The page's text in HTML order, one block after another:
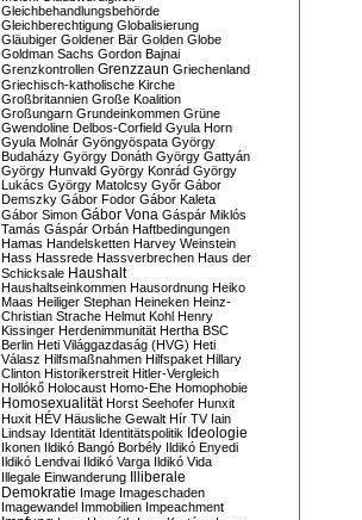
Gleichbehandlungsbehörde
Gleichberechtigung Globalisierung
Gläubiger Goldener Bär Golden Globe
Goldman Sachs Gordon Bajnai
Grenzkontrollen Grenzzaun Griechenland
Griechisch-katholische Kirche
Großbritannien Große Koalition
Großungarn Grundeinkommen Grüne
Gwendoline Delbos-Corfield Gyula Horn
Gyula Molnár Gyöngyöspata György
Budaházy György Donáth György Gattyán
György Hunvald György Konrád György
Lukács György Matolcsy Győr Gábor
Demszky Gábor Fodor Gábor Kaleta
Gábor Simon Gábor Vona Gáspár Miklós
Tamás Gáspár Orbán Haftbedingungen
Hamas Handelsketten Harvey Weinstein
Hass Hassrede Hassverbrechen Haus der
Schicksale Haushalt
Haushaltseinkommen Hausordnung Heiko
Maas Heiliger Stephan Heineken Heinz-
Christian Strache Helmut Kohl Henry
Kissinger Herdenimmunität Hertha BSC
Berlin Heti Világgazdaság (HVG) Heti
Válasz Hilfsmaßnahmen Hilfspaket Hillary
Clinton Historikerstreit Hitler-Vergleich
Hollókő Holocaust Homo-Ehe Homophobie
Homosexualität Horst Seehofer Hunxit
Huxit HÉV Häusliche Gewalt Hír TV Iain
Lindsay Identität Identitätspolitik Ideologie
Ikonen Ildikó Bangó Borbély Ildikó Enyedi
Ildikó Lendvai Ildikó Varga Ildikó Vida
Illegale Einwanderung Illiberale
Demokratie Image Imageschaden
Imagewandel Immobilien Impeachment